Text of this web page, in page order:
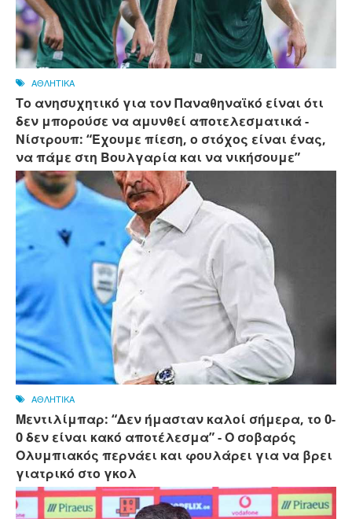
ΑΘΛΗΤΙΚΑ
Το ανησυχητικό για τον Παναθηναϊκό είναι ότι
δεν μπορούσε να αμυνθεί αποτελεσματικά -
Νίστρουπ: “Έχουμε πίεση, ο στόχος είναι ένας,
να πάμε στη Βουλγαρία και να νικήσουμε”
ΑΘΛΗΤΙΚΑ
Μεντιλίμπαρ: “Δεν ήμασταν καλοί σήμερα, το 0-
0 δεν είναι κακό αποτέλεσμα” - Ο σοβαρός
Ολυμπιακός περνάει και φουλάρει για να βρει
γιατρικό στο γκολ